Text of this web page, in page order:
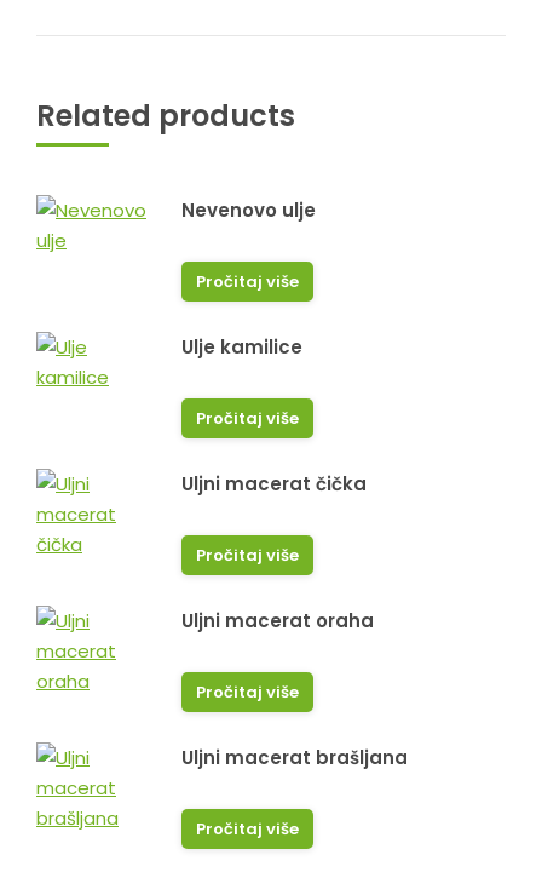
Related products
Nevenovo ulje
Pročitaj više
Ulje kamilice
Pročitaj više
Uljni macerat čička
Pročitaj više
Uljni macerat oraha
Pročitaj više
Uljni macerat brašljana
Pročitaj više